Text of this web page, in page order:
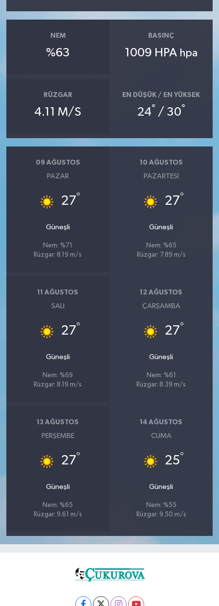
NEM
%63
BASINÇ
1009 HPA hpa
RÜZGAR
4.11 M/S
EN DÜŞÜK / EN YÜKSEK
24° / 30°
09 AĞUSTOS
PAZAR
27°
Güneşli
Nem: %71
Rüzgar: 8.19 m/s
10 AĞUSTOS
PAZARTESI
27°
Güneşli
Nem: %65
Rüzgar: 7.89 m/s
11 AĞUSTOS
SALI
27°
Güneşli
Nem: %69
Rüzgar: 8.19 m/s
12 AĞUSTOS
ÇARŞAMBA
27°
Güneşli
Nem: %61
Rüzgar: 8.39 m/s
13 AĞUSTOS
PERŞEMBE
27°
Güneşli
Nem: %65
Rüzgar: 9.61 m/s
14 AĞUSTOS
CUMA
25°
Güneşli
Nem: %55
Rüzgar: 9.50 m/s